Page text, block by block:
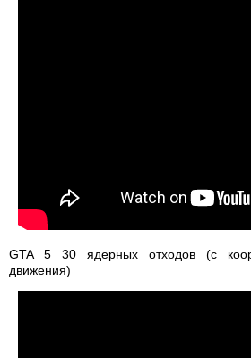
GTA 5 30 ядерных отходов (с
движения)